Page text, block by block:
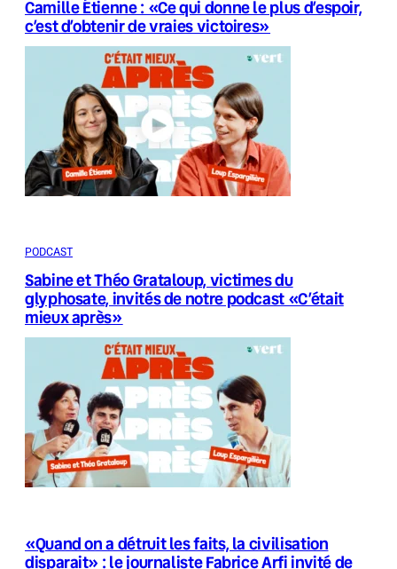
Camille Étienne : «Ce qui donne le plus d’espoir,
c’est d’obtenir de vraies victoires»
PODCAST
Sabine et Théo Grataloup, victimes du
glyphosate, invités de notre podcast «C’était
mieux après»
«Quand on a détruit les faits, la civilisation
disparait» : le journaliste Fabrice Arfi invité de